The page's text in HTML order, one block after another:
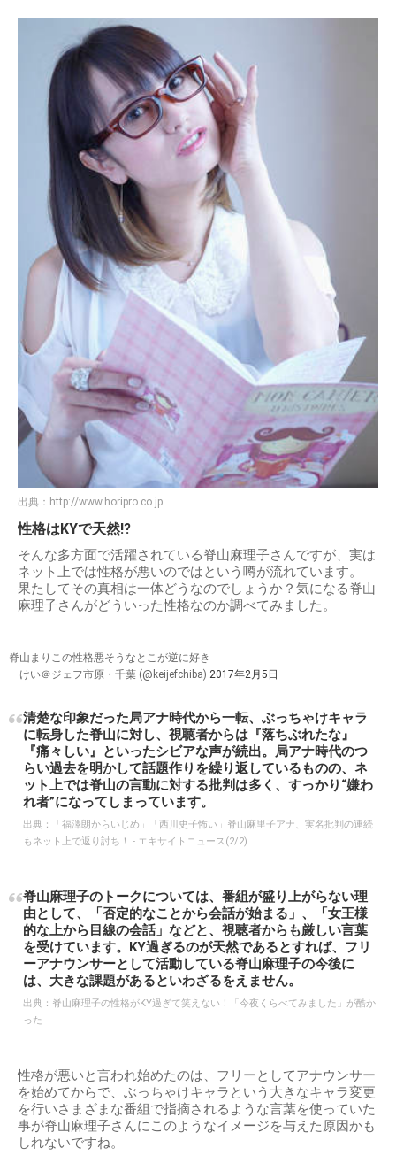
出典： http://www.horipro.co.jp
性格はKYで天然⁉︎
そんな多方面で活躍されている脊山麻理子さんですが、実は
ネット上では性格が悪いのではという噂が流れています。
果たしてその真相は一体どうなのでしょうか？気になる脊山
麻理子さんがどういった性格なのか調べてみました。
脊山まりこの性格悪そうなとこが逆に好き
— けい＠ジェフ市原・千葉 (@keijefchiba) 2017年2月5日
清楚な印象だった局アナ時代から一転、ぶっちゃけキャラ
に転身した脊山に対し、視聴者からは『落ちぶれたな』
『痛々しい』といったシビアな声が続出。局アナ時代のつ
らい過去を明かして話題作りを繰り返しているものの、ネ
ット上では脊山の言動に対する批判は多く、すっかり“嫌わ
れ者”になってしまっています。
出典：
「福澤朗からいじめ」「西川史子怖い」脊山麻里子アナ、実名批判の連続
もネット上で返り討ち！ - エキサイトニュース(2/2)
脊山麻理子のトークについては、番組が盛り上がらない理
由として、「否定的なことから会話が始まる」、「女王様
的な上から目線の会話」などと、視聴者からも厳しい言葉
を受けています。KY過ぎるのが天然であるとすれば、フリ
ーアナウンサーとして活動している脊山麻理子の今後に
は、大きな課題があるといわざるをえません。
出典： 脊山麻理子の性格がKY過ぎて笑えない！「今夜くらべてみました」が酷か
った
性格が悪いと言われ始めたのは、フリーとしてアナウンサー
を始めてからで、ぶっちゃけキャラという大きなキャラ変更
を行いさまざまな番組で指摘されるような言葉を使っていた
事が脊山麻理子さんにこのようなイメージを与えた原因かも
しれないですね。